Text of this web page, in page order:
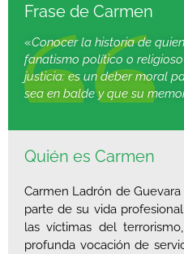
Frase de Carmen
«Conocer la historia de
fanatismo político o
justicia: es un deber moral
sea en balde y que su
Quién es Carmen
Carmen Ladrón de
parte de su vida
las víctimas del
profunda vocación de